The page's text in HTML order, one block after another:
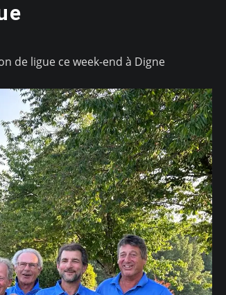
de ligue ce week-end à Digne